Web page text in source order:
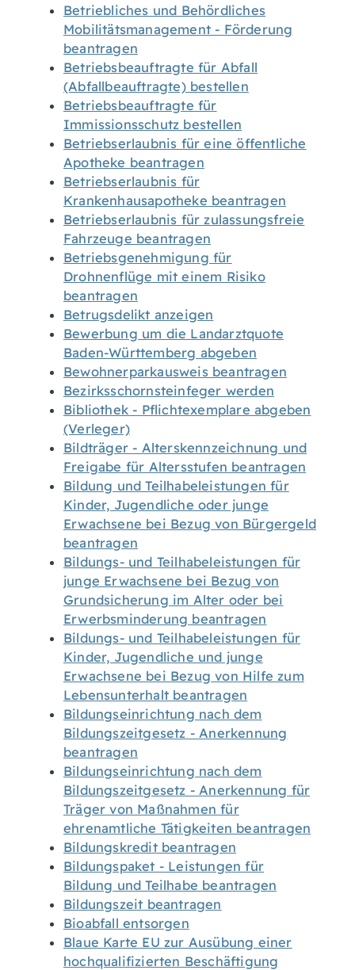
Betriebliches und Behördliches
Mobilitätsmanagement - Förderung
beantragen
Betriebsbeauftragte für Abfall
(Abfallbeauftragte) bestellen
Betriebsbeauftragte für
Immissionsschutz bestellen
Betriebserlaubnis für eine öffentliche
Apotheke beantragen
Betriebserlaubnis für
Krankenhausapotheke beantragen
Betriebserlaubnis für zulassungsfreie
Fahrzeuge beantragen
Betriebsgenehmigung für
Drohnenflüge mit einem Risiko
beantragen
Betrugsdelikt anzeigen
Bewerbung um die Landarztquote
Baden-Württemberg abgeben
Bewohnerparkausweis beantragen
Bezirksschornsteinfeger werden
Bibliothek - Pflichtexemplare abgeben
(Verleger)
Bildträger - Alterskennzeichnung und
Freigabe für Altersstufen beantragen
Bildung und Teilhabeleistungen für
Kinder, Jugendliche oder junge
Erwachsene bei Bezug von Bürgergeld
beantragen
Bildungs- und Teilhabeleistungen für
junge Erwachsene bei Bezug von
Grundsicherung im Alter oder bei
Erwerbsminderung beantragen
Bildungs- und Teilhabeleistungen für
Kinder, Jugendliche und junge
Erwachsene bei Bezug von Hilfe zum
Lebensunterhalt beantragen
Bildungseinrichtung nach dem
Bildungszeitgesetz - Anerkennung
beantragen
Bildungseinrichtung nach dem
Bildungszeitgesetz - Anerkennung für
Träger von Maßnahmen für
ehrenamtliche Tätigkeiten beantragen
Bildungskredit beantragen
Bildungspaket - Leistungen für
Bildung und Teilhabe beantragen
Bildungszeit beantragen
Bioabfall entsorgen
Blaue Karte EU zur Ausübung einer
hochqualifizierten Beschäftigung